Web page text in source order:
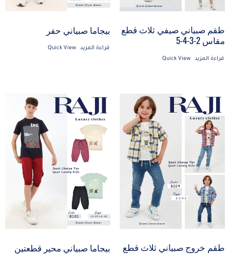
طقم صبياني صيفي ثلاث قطع
مقاس 2-3-4-5
قراءة المزيد Quick View
بيجاما صبياني حفر
قراءة المزيد Quick View
طقم خروج صبياني ثلاث قطع
بيجاما صبياني محير قطعتين